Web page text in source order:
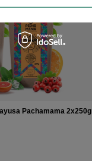
Pachamama 2x250g